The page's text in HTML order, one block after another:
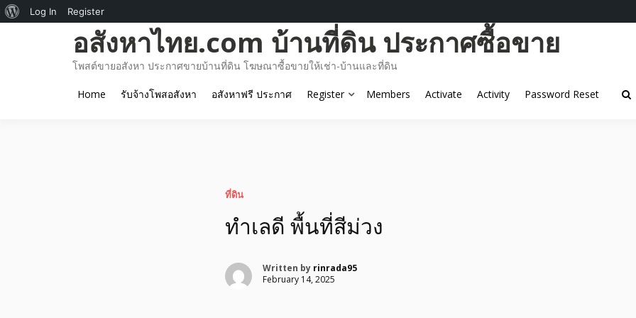
อสังหาไทย.com บ้านที่ดิน ประกาศซื้อขาย
โพสต์ขายอสังหา ประกาศขายบ้านที่ดิน โฆษณาซื้อขายให้เช่า-บ้านและที่ดิน
Home รับจ้างโพสอสังหา อสังหาฟรี ประกาศ Register Members Activate Activity Password Reset
ที่ดิน
ทำเลดี พื้นที่สีม่วง
Written by rinrada95
February 14, 2025
About
Log In Register